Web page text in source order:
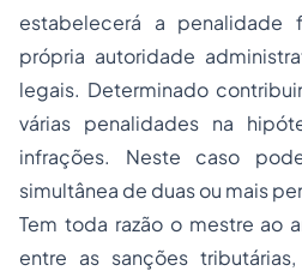
estabelecerá a penalidade
própria autoridade
legais. Determinado
várias penalidades na
infrações. Neste caso
simultânea de duas ou mais
Tem toda razão o mestre ao
entre as sanções